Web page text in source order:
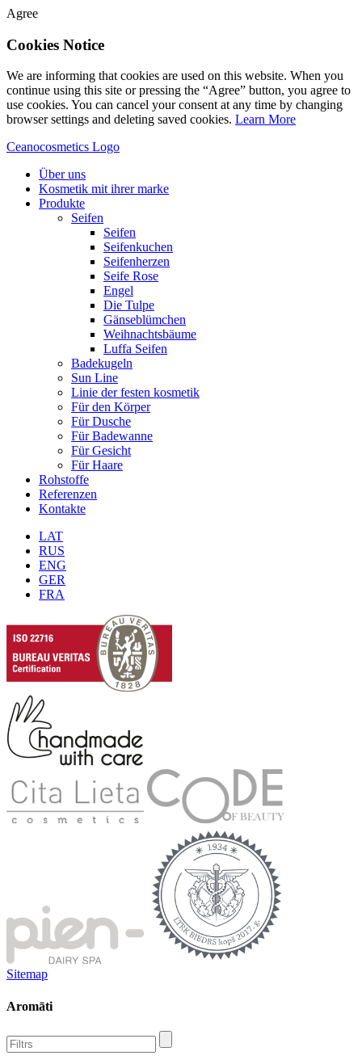
Agree
Cookies Notice
We are informing that cookies are used on this website. When you
continue using this site or pressing the “Agree” button, you agree to
use cookies. You can cancel your consent at any time by changing
browser settings and deleting saved cookies. Learn More
Ceanocosmetics Logo
Über uns
Kosmetik mit ihrer marke
Produkte
Seifen
Seifen
Seifenkuchen
Seifenherzen
Seife Rose
Engel
Die Tulpe
Gänseblümchen
Weihnachtsbäume
Luffa Seifen
Badekugeln
Sun Line
Linie der festen kosmetik
Für den Körper
Für Dusche
Für Badewanne
Für Gesicht
Für Haare
Rohstoffe
Referenzen
Kontakte
LAT
RUS
ENG
GER
FRA
Sitemap
Aromāti